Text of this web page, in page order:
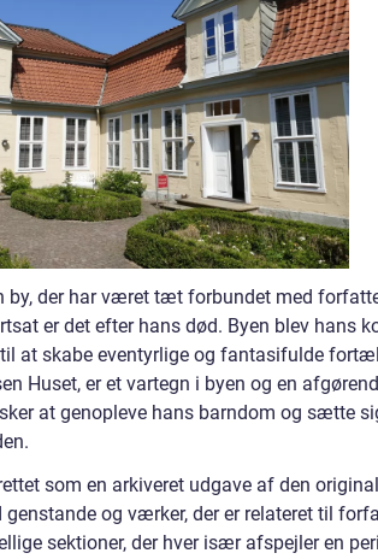
by, der har været tæt forbundet med
er det efter hans død. Byen blev hans
at skabe eventyrlige og fantasifulde
Huset, er et vartegn i byen og en
at genopleve hans barndom og sætte
som en arkiveret udgave af den
og værker, der er relateret til
sektioner, der hver især afspejler en